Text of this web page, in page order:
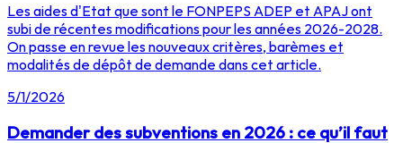
Les aides d'Etat que sont le FONPEPS ADEP et APAJ ont
subi de récentes modifications pour les années 2026-2028.
On passe en revue les nouveaux critères, barèmes et
modalités de dépôt de demande dans cet article.
5/1/2026
Demander des subventions en 2026 : ce qu’il faut